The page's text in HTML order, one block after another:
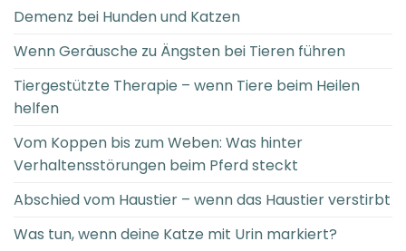
Demenz bei Hunden und Katzen
Wenn Geräusche zu Ängsten bei Tieren führen
Tiergestützte Therapie – wenn Tiere beim Heilen
helfen
Vom Koppen bis zum Weben: Was hinter
Verhaltensstörungen beim Pferd steckt
Abschied vom Haustier – wenn das Haustier verstirbt
Was tun, wenn deine Katze mit Urin markiert?